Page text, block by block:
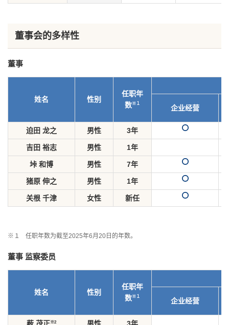
董事会的多样性
董事
姓名 性别
任职年
数※１
企业经营
迫田 龙之 男性 3年
吉田 裕志 男性 1年
垰 和博 男性 7年
猪原 伸之 男性 1年
关根 千津 女性 新任
※１ 任职年数为截至2025年6月20日的年数。
董事 监察委员
姓名 性别
任职年
数※１
企业经营
※2